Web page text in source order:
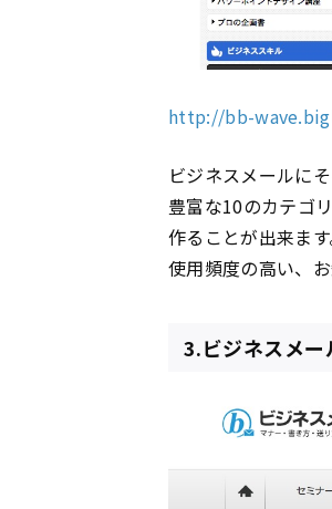
http://bb-
ビジネスメールに
豊富な10のカテゴ
作ることが出来ます
使用頻度の高い、
3.ビジネスメ